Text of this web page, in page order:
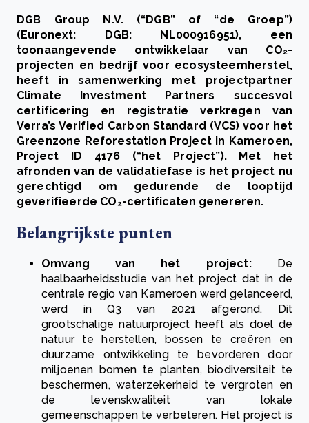
DGB Group N.V. (“DGB” of “de Groep”)
(Euronext: DGB: NL000916951), een
toonaangevende ontwikkelaar van CO₂-
projecten en bedrijf voor ecosysteemherstel,
heeft in samenwerking met projectpartner
Climate Investment Partners succesvol
certificering en registratie verkregen van
Verra’s Verified Carbon Standard (VCS) voor het
Greenzone Reforestation Project in Kameroen,
Project ID 4176 (“het Project”). Met het
afronden van de validatiefase is het project nu
gerechtigd om gedurende de looptijd
geverifieerde CO₂-certificaten genereren.
Belangrijkste punten
Omvang van het project:
De
haalbaarheidsstudie van het project dat in de
centrale regio van Kameroen werd gelanceerd,
werd in Q3 van 2021 afgerond. Dit
grootschalige natuurproject heeft als doel de
natuur te herstellen, bossen te creëren en
duurzame ontwikkeling te bevorderen door
miljoenen bomen te planten, biodiversiteit te
beschermen, waterzekerheid te vergroten en
de levenskwaliteit van lokale
gemeenschappen te verbeteren. Het project is